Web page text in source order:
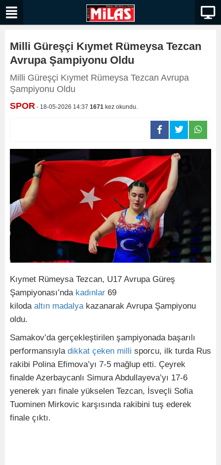
Milli Güreşçi Kıymet Rümeysa Tezcan
Avrupa Şampiyonu Oldu
Milli Güreşçi Kıymet Rümeysa Tezcan Avrupa
Şampiyonu Oldu
SPOR - 18-05-2026 14:37 1671 kez okundu.
Kıymet Rümeysa Tezcan, U17 Avrupa Güreş
Şampiyonası’nda kadınlar 69
kiloda altın madalya kazanarak Avrupa Şampiyonu
oldu.
Samakov’da gerçekleştirilen şampiyonada başarılı
performansıyla dikkat çeken milli sporcu, ilk turda Rus
rakibi Polina Efimova’yı 7-5 mağlup etti. Çeyrek
finalde Azerbaycanlı Simura Abdullayeva’yı 17-6
yenerek yarı finale yükselen Tezcan, İsveçli Sofia
Tuominen Mirkovic karşısında rakibini tuş ederek
finale çıktı.